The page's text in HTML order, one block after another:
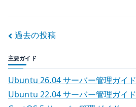
BGP
を
使
う
前
te
r
投
稿
ナ
ビ
過去の投稿
主要ガイド
Ubuntu 26.04 サーバー管理ガイド
Ubuntu 22.04 サーバー管理ガイド